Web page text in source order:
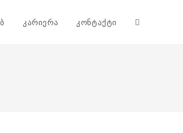
კარიერა კონტაქტი Toggle